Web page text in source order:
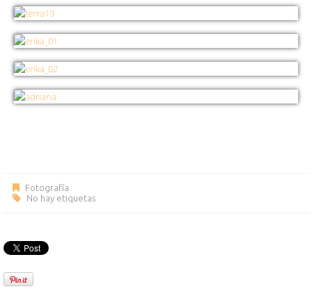
Fotografía
No hay etiquetas